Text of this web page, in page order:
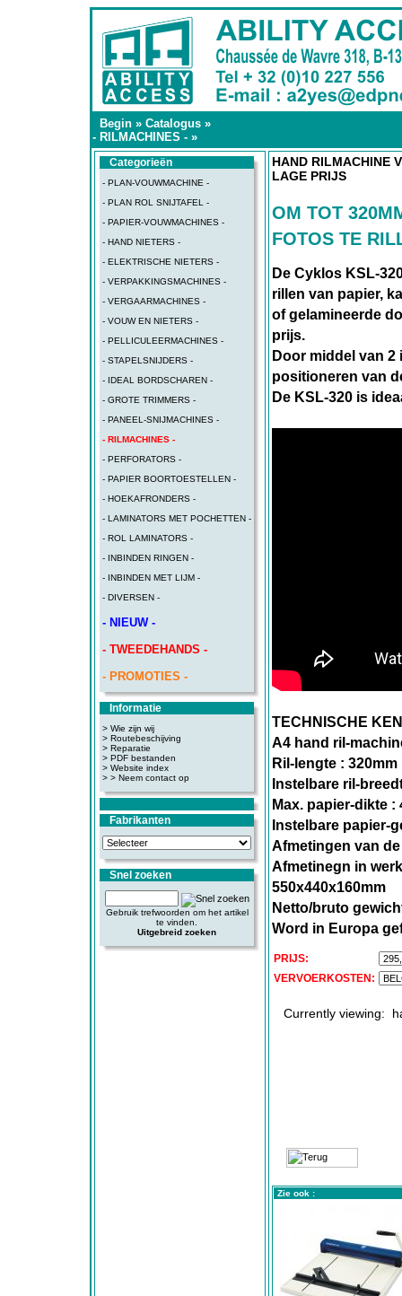
Begin » Catalogus »
- RILMACHINES - »
Categorieën
- PLAN-VOUWMACHINE -
- PLAN ROL SNIJTAFEL -
- PAPIER-VOUWMACHINES -
- HAND NIETERS -
- ELEKTRISCHE NIETERS -
- VERPAKKINGSMACHINES -
- VERGAARMACHINES -
- VOUW EN NIETERS -
- PELLICULEERMACHINES -
- STAPELSNIJDERS -
- IDEAL BORDSCHAREN -
- GROTE TRIMMERS -
- PANEEL-SNIJMACHINES -
- RILMACHINES -
- PERFORATORS -
- PAPIER BOORTOESTELLEN -
- HOEKAFRONDERS -
- LAMINATORS MET POCHETTEN -
- ROL LAMINATORS -
- INBINDEN RINGEN -
- INBINDEN MET LIJM -
- DIVERSEN -
- NIEUW -
- TWEEDEHANDS -
- PROMOTIES -
Informatie
> Wie zijn wij
> Routebeschijving
> Reparatie
> PDF bestanden
> Website index
> > Neem contact op
Fabrikanten
Snel zoeken
Gebruik trefwoorden om het artikel
te vinden.
Uitgebreid zoeken
HAND RILMACHINE
LAGE PRIJS
OM TOT
FOTOS TE
De Cyklos KSL-
rillen van papier,
of gelamineerde
prijs.
Door middel van
positioneren van
De KSL-320 is
TECHNISCHE
A4 hand ril-
Ril-lengte : 320mm
Instelbare ril-
Max. papier-dikte :
Instelbare papier-
Afmetingen van
Afmetinegn in
550x440x160mm
Netto/bruto
Word in Europa
PRIJS:
VERVOERKOSTEN:
Currently viewing:
Zie ook :